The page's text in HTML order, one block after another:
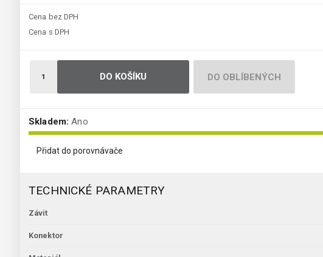
Cena bez DPH
Cena s DPH
DO KOŠÍKU DO OBLÍBENÝCH
Skladem: Ano
Přidat do porovnávače
TECHNICKÉ PARAMETRY
Závit
Konektor